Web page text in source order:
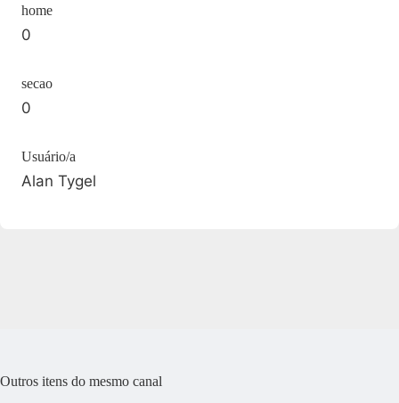
home
0
secao
0
Usuário/a
Alan Tygel
Outros itens do mesmo canal